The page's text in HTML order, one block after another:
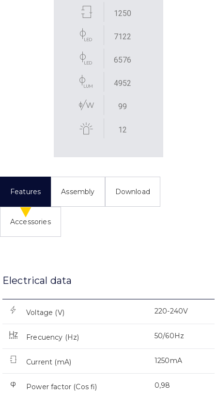
1250
7122
6576
4952
99
12
Features Assembly Download
Accessories
Electrical data
Voltage (V) 220-240V
Frecuency (Hz) 50/60Hz
Current (mA) 1250mA
Power factor (Cos fi) 0,98